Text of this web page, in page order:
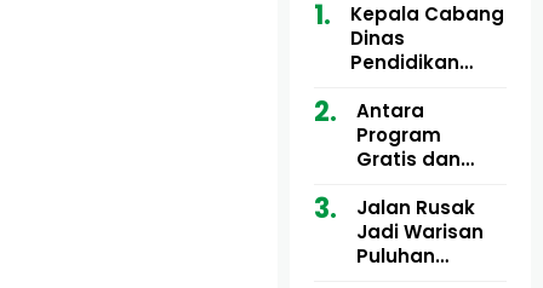
Kepala Cabang
Dinas
Pendidikan
Utara Buka
Pelatihan Deep
Learning serta
Artifisial bagi
Guru
Matematika
Antara
Program
Gratis dan
Motor Imum
Gampong, Uji
Nyali APH
Jalan Rusak
Jadi Warisan
Puluhan